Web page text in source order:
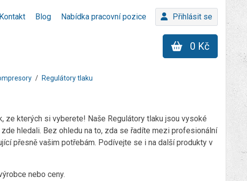
Kontakt Blog Nabídka pracovní pozice Přihlásit se
0 Kč
Regulátory tlaku
ze kterých si vyberete! Naše Regulátory tlaku jsou vysoké
hledali. Bez ohledu na to, zda se řadíte mezi profesionální
přesně vašim potřebám. Podívejte se i na další produkty v
nebo ceny.